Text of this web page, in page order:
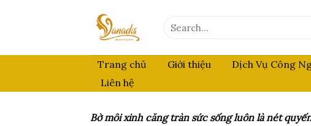
for:
Trang chủ Giới thiệu Dịch Vụ Công
Liên hệ
Bờ môi xinh căng tràn sức sống luôn là nét